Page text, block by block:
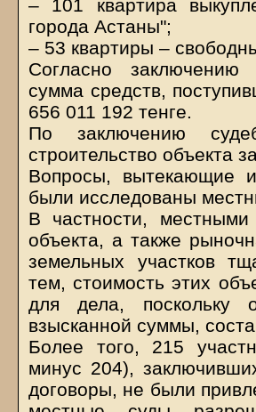
– 101 квартира
города Астаны";
– 53 квартиры –
Согласно заключению
сумма средств,
656 011 192 тенге.
По заключению
строительство объекта
Вопросы, вытекающие
были исследованы
В частности, местными
объекта, а также
земельных участков
тем, стоимость этих
для дела, поскольку
взысканной суммы,
Более того, 215
минус 204),
договоры, не были